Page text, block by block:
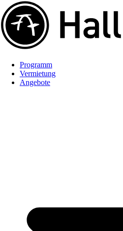
Programm
Vermietung
Angebote